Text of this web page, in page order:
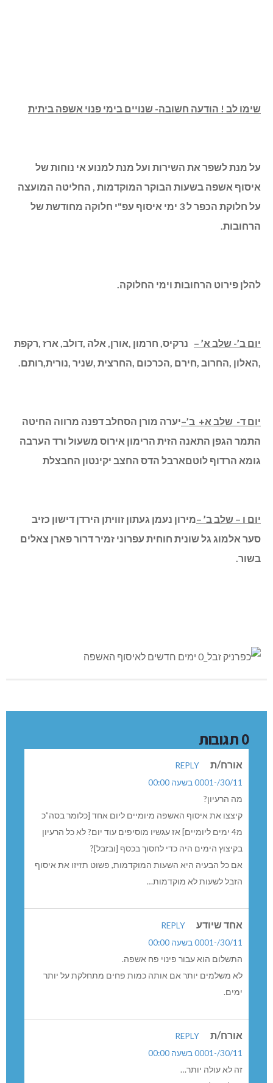
שימו לב ! הודעה חשובה- שנויים בימי פנוי אשפה ביתית
על מנת לשפר את השירות ועל מנת למנוע אי נוחות של
איסוף אשפה בשעות הבוקר המוקדמות , החליטה המועצה
על חלוקת הכפר ל 3 ימי איסוף עפ"י חלוקה מחודשת של
הרחובות.
להלן פירוט הרחובות וימי החלוקה.
יום ב’- שלב א’ – נרקיס, חרמון ,אורן, אלה ,דולב, ארז ,רקפת
,האלון ,החרוב ,חירם ,הכרכום ,החרצית ,שניר ,נורית,רותם
יום ד- שלב א+ ב’–יערה מורן הסחלב דפנה מרווה החיטה
התמר הגפן התאנה הזית הרימון אירוס משעול ורד הערבה
גומא הרדוף לוטםארבל הדס החצב יקינטון החבצלת
יום ו – שלב ב’ –מירון נעמן געתון זוויתן הירדן דישון כזיב
סער אלמוג גל שונית חוחית עפרוני זמיר דרור פארן צאלים
בשור.
0 תגובות
אורח/ת
REPLY
30/11/-0001 בשעה 00:00
מה הרעיון?
קיצצו את איסוף האשפה מיומיים ליום אחד [כלומר בסה”כ
מ4 ימים ליומיים] אז עגשיו מוסיפים עוד יום? לא כל הרעיון
בקיצוץ הימים היה כדי לחסוך בכסף [ובזבל]?
אם כל הבעיה היא השעות המוקדמות, פשוט תזיזו את איסוף
הזבל לשעות לא מוקדמות…
אחד שיודע
REPLY
30/11/-0001 בשעה 00:00
התשלום הוא עבור פינוי פח אשפה.
לא משלמים יותר אם אותה כמות פחים מתחלקת על יותר
ימים.
אורח/ת
REPLY
30/11/-0001 בשעה 00:00
זה לא עולה יותר…